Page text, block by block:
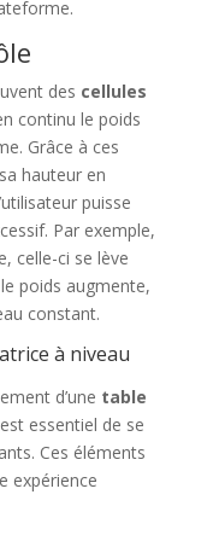
des cellules
continu le poids
Grâce à ces
hauteur en
puisse
Par exemple,
celle-ci se lève
poids augmente,
constant.
à niveau
d’une table
essentiel de se
Ces éléments
expérience